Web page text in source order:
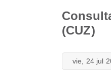
(CUZ)
vie, 24 jul